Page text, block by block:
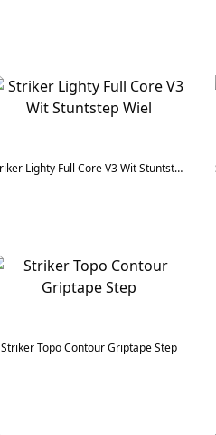
Striker Lighty Full Core V3 Wit Stuntstep Wiel
Striker Topo Contour Griptape Step